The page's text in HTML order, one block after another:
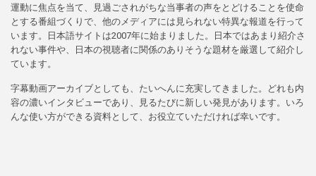
運動に焦点を当て、見過ごされがちな当事者の声をとどけることを使命
とする番組づくりで、他のメディアには見られない特異な報道を行って
います。日本語サイトは2007年に始まりました。日本ではあまり紹介さ
れない事件や、日本の視聴者に関係のありそうな題材を厳選して紹介し
ています。
字幕動画アーカイブとしても、たいへんに充実してきました。どれも内
容の濃いインタビューであり、見るたびに新しい発見があります。いろ
んな使い方ができる資料として、お役立ていただければ幸いです。